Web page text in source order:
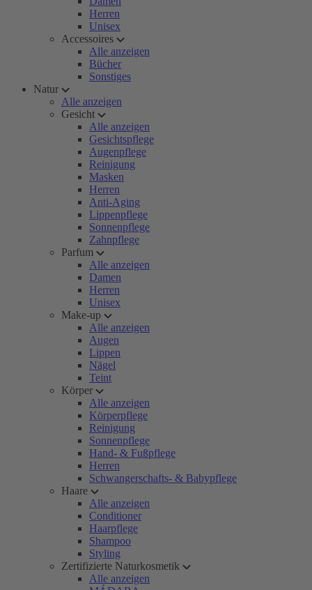
Herren
Unisex
Accessoires
Alle anzeigen
Bücher
Sonstiges
Natur
Alle anzeigen
Gesicht
Alle anzeigen
Gesichtspflege
Augenpflege
Reinigung
Masken
Herren
Anti-Aging
Lippenpflege
Sonnenpflege
Zahnpflege
Parfum
Alle anzeigen
Damen
Herren
Unisex
Make-up
Alle anzeigen
Augen
Lippen
Nägel
Teint
Körper
Alle anzeigen
Körperpflege
Reinigung
Sonnenpflege
Hand- & Fußpflege
Herren
Schwangerschafts- & Babypflege
Haare
Alle anzeigen
Conditioner
Haarpflege
Shampoo
Styling
Zertifizierte Naturkosmetik
Alle anzeigen